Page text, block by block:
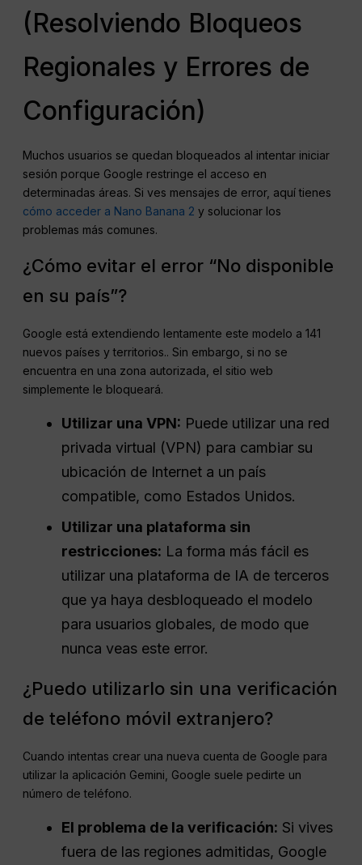
(Resolviendo Bloqueos
Regionales y Errores de
Configuración)
Muchos usuarios se quedan bloqueados al intentar iniciar
sesión porque Google restringe el acceso en
determinadas áreas. Si ves mensajes de error, aquí tienes
cómo acceder a Nano Banana 2 y solucionar los
problemas más comunes.
¿Cómo evitar el error “No disponible
en su país”?
Google está extendiendo lentamente este modelo a 141
nuevos países y territorios.. Sin embargo, si no se
encuentra en una zona autorizada, el sitio web
simplemente le bloqueará.
Utilizar una VPN: Puede utilizar una red
privada virtual (VPN) para cambiar su
ubicación de Internet a un país
compatible, como Estados Unidos.
Utilizar una plataforma sin
restricciones: La forma más fácil es
utilizar una plataforma de IA de terceros
que ya haya desbloqueado el modelo
para usuarios globales, de modo que
nunca veas este error.
¿Puedo utilizarlo sin una verificación
de teléfono móvil extranjero?
Cuando intentas crear una nueva cuenta de Google para
utilizar la aplicación Gemini, Google suele pedirte un
número de teléfono.
El problema de la verificación: Si vives
fuera de las regiones admitidas, Google